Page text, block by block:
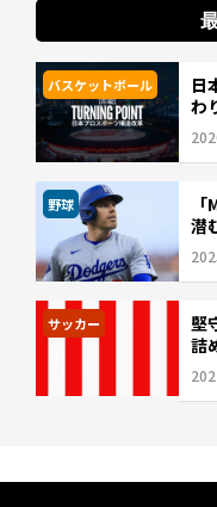
バスケットボール
日
わ
野球
潜
サッカー
堅
詰